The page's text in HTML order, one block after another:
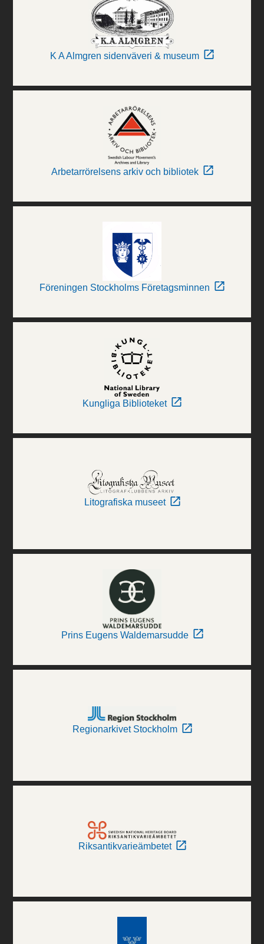
K A Almgren sidenväveri & museum
Arbetarrörelsens arkiv och bibliotek
Föreningen Stockholms Företagsminnen
Kungliga Biblioteket
Litografiska museet
Prins Eugens Waldemarsudde
Regionarkivet Stockholm
Riksantikvarieämbetet